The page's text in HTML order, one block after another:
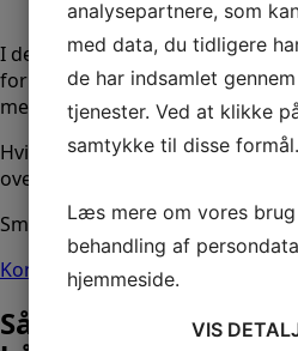
evaluere alternativer og
I denne periode er båden
forlade havnen, transportere
med fuld tryghed.
Hvis du ønsker det, kan Sail
overgå til en almindelig
Smidigt, sikkert og trygt.
Kontakt os om bådforsikring
Sådan hjælper
analysepartnere, som
med data, du tidligere
de har indsamlet
tjenester. Ved at klikke
samtykke til disse formål.
Læs mere om vores
behandling af
hjemmeside.
VIS